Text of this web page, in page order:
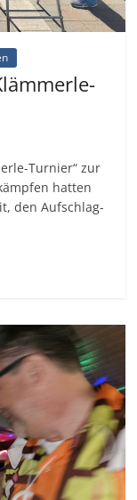
Turnier“ zur
hatten
den Aufschlag-